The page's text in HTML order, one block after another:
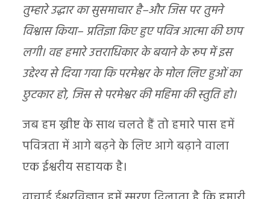
तुम्हारे उद्धार का सुसमाचार है–और जिस पर तुमने
विश्वास किया– प्रतिज्ञा किए हुए पवित्र आत्मा की छाप
लगी। वह हमारे उत्तराधिकार के बयाने के रूप में इस
उद्देश्य से दिया गया कि परमेश्वर के मोल लिए हुओं का
छुटकार हो, जिस से परमेश्वर की महिमा की स्तुति हो।
जब हम ख्रीष्ट के साथ चलते हैं तो हमारे पास हमें
पवित्रता में आगे बढ़ने के लिए आगे बढ़ाने वाला
एक ईश्वरीय सहायक है।